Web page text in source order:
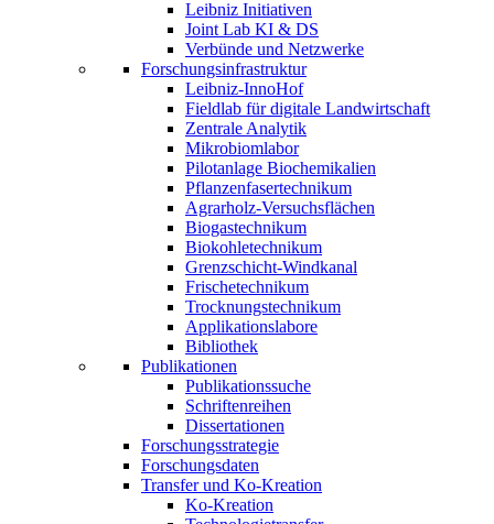
Leibniz Initiativen
Joint Lab KI & DS
Verbünde und Netzwerke
Forschungsinfrastruktur
Leibniz-InnoHof
Fieldlab für digitale Landwirtschaft
Zentrale Analytik
Mikrobiomlabor
Pilotanlage Biochemikalien
Pflanzenfasertechnikum
Agrarholz-Versuchsflächen
Biogastechnikum
Biokohletechnikum
Grenzschicht-Windkanal
Frischetechnikum
Trocknungstechnikum
Applikationslabore
Bibliothek
Publikationen
Publikationssuche
Schriftenreihen
Dissertationen
Forschungsstrategie
Forschungsdaten
Transfer und Ko-Kreation
Ko-Kreation